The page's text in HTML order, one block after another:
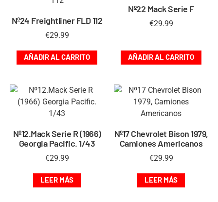
Nº24 Freightliner FLD 112
€29.99
AÑADIR AL CARRITO
Nº22 Mack Serie F
€29.99
AÑADIR AL CARRITO
Nº12.Mack Serie R (1966)
Georgia Pacific. 1/43
€29.99
LEER MÁS
Nº17 Chevrolet Bison 1979,
Camiones Americanos
€29.99
LEER MÁS